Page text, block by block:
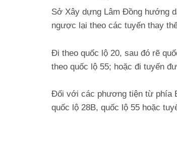
Sở Xây dựng Lâm Đồng hướng
ngược lại theo các tuyến thay
Đi theo quốc lộ 20, sau đó rẽ
theo quốc lộ 55; hoặc đi tuyến
Đối với các phương tiện từ phía
quốc lộ 28B, quốc lộ 55 hoặc